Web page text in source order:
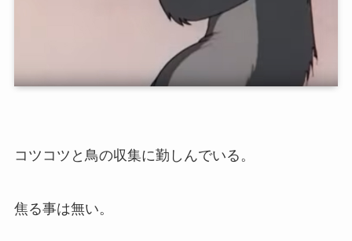
コツコツと鳥の収集に勤しんでいる。
焦る事は無い。